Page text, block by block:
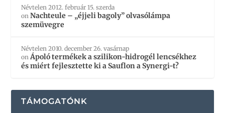
Névtelen 2012. február 15. szerda
onNachteule – „éjjeli bagoly” olvasólámpa
szemüvegre
Névtelen 2010. december 26. vasárnap
onÁpoló termékek a szilikon-hidrogél lencsékhez
és miért fejlesztette ki a Sauflon a Synergi-t?
TÁMOGATÓNK